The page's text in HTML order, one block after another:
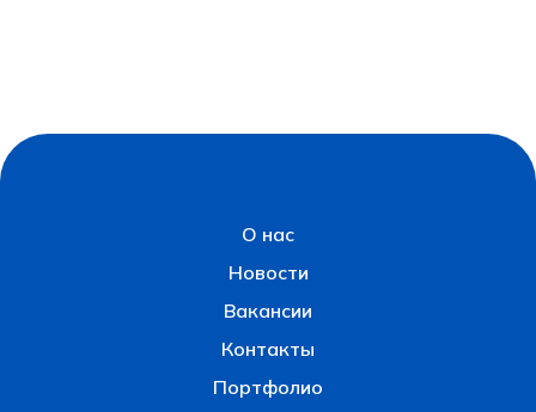
О нас
Новости
Вакансии
Контакты
Портфолио